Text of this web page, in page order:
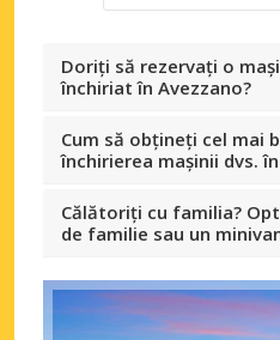
Doriți să rezervați o
închiriat în Avezzano?
Cum să obțineți cel mai
închirierea mașinii dvs.
Călătoriți cu familia?
de familie sau un